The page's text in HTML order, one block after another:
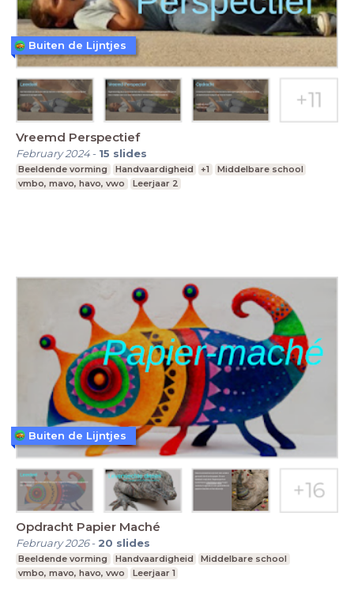
Vreemd Perspectief
February 2024- 15 slides
Beeldende vorming Handvaardigheid +1
Middelbare school
vmbo, mavo, havo, vwo
Leerjaar 2
Buiten de Lijntjes
Opdracht Papier Maché
February 2026- 20 slides
Beeldende vorming Handvaardigheid
Middelbare school
vmbo, mavo, havo, vwo
Leerjaar 1
Buiten de Lijntjes